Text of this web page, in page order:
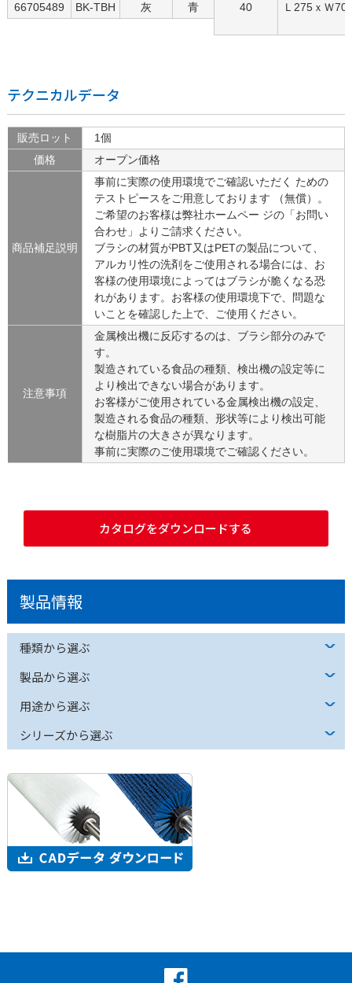
66705489
BK-TBH 灰 青
40
Ｌ275ｘＷ70
テクニカルデータ
販売ロット
1個
価格
オープン価格
商品補足説明
事前に実際の使用環境でご確認いただく ための
テストピースをご用意しております （無償）。
ご希望のお客様は弊社ホームペー ジの「お問い
合わせ」よりご請求ください。
ブラシの材質がPBT又はPETの製品について、
アルカリ性の洗剤をご使用される場合には、お
客様の使用環境によってはブラシが脆くなる恐
れがあります。お客様の使用環境下で、問題な
いことを確認した上で、ご使用ください。
注意事項
金属検出機に反応するのは、ブラシ部分のみで
す。
製造されている食品の種類、検出機の設定等に
より検出できない場合があります。
お客様がご使用されている金属検出機の設定、
製造される食品の種類、形状等により検出可能
な樹脂片の大きさが異なります。
事前に実際のご使用環境でご確認ください。
カタログをダウンロードする
製品情報
種類から選ぶ
製品から選ぶ
用途から選ぶ
シリーズから選ぶ